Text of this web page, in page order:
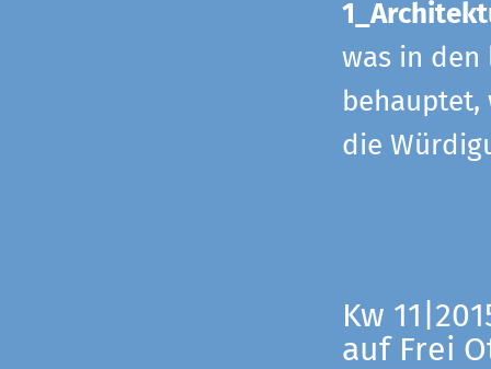
was in den
die
Kw
auf Frei